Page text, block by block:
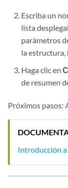
Escriba un
lista
parámetros
la estructura,
Haga clic en
de resumen
Próximos pasos:
Introducción